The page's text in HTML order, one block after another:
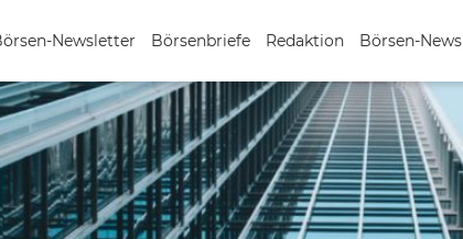
Newsletter Börsenbriefe Redaktion Börsen-News